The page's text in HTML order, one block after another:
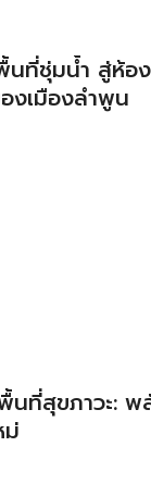
นที่ชุ่มน้ำ สู่ห้อ
งเมืองลำพูน
นที่สุขภาวะ: พ
ม่